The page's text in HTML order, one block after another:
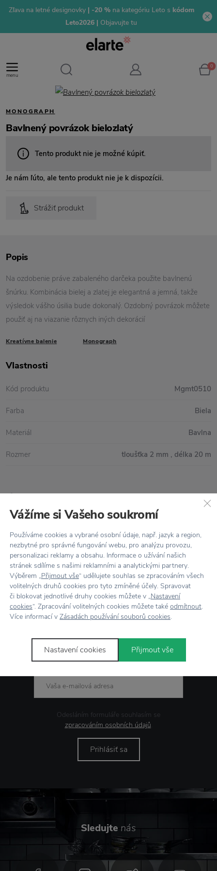
Zľava na letné designovky| -20 % na kategóriu Leto s kódom
Leto2026 | Objavujte tu
menu
0
MONOGRAPH
Bavlnený povrázok bielozlatý
Tento produkt nie je možné kúpiť.
Je nám ľúto, ale tento produkt nie je k dispozícii.
Strážiť produkt
Doprava zadarmonad 100 €
Vrátenie tovaru do 30 dní
7500+ produktov na výber
Showroomv Zlíne
Popis
Na ozdobenie práve zabaleného darčeka použite bavlnenú
šnúrku. Kombinácia bielej a zlatej je elegantná a jemná, takže
výsledok vášho úsilia bude dokonalý. Ozdobný povrázok môžete
použiť aj na viazanie rôznych iných dekorácií
Kreatívne balenie Monograph
Vlastnosti
Kód produktu Mgmt0510
Farba Biela
Materiál Bavlna
Rozmer tloušťka 2 mm , délka 20 m
Novinky e-mailom
Odesláním formuláře souhlasím se
zpracováním osobních údajů.
Prihlásiť sa
Sledujte nás
Vážíme si Vašeho soukromí
Používáme cookies a vybrané osobní údaje, např. jazyk a region,
nezbytné pro správné fungování webu, pro analýzu provozu,
personalizaci reklamy a obsahu. Informace o užívání našich
stránek sdílíme s našimi reklamními a analytickými partnery.
Výběrem „Přijmout vše“ udělujete souhlas se zpracováním všech
volitelných druhů cookies pro tyto zmíněné účely. Spravovat
či blokovat jednotlivé druhy cookies můžete v „Nastavení
cookies“. Zpracování volitelných cookies můžete také odmítnout.
Více informací v Zásadách používání souborů cookies.
Nastavení cookies Přijmout vše